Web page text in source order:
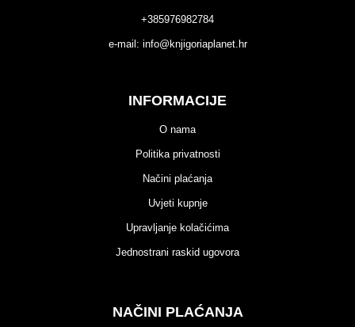
+385976982784
e-mail: info@knjigoriaplanet.hr
INFORMACIJE
O nama
Politika privatnosti
Načini plaćanja
Uvjeti kupnje
Upravljanje kolačićima
Jednostrani raskid ugovora
NAČINI PLAĆANJA